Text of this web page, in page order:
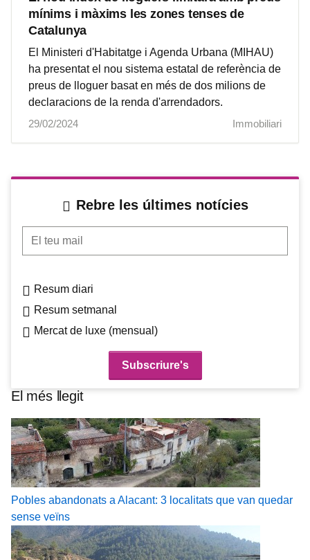
mínims i màxims les zones tenses de
Catalunya
El Ministeri d'Habitatge i Agenda Urbana (MIHAU)
ha presentat el nou sistema estatal de referència de
preus de lloguer basat en més de dos milions de
declaracions de la renda d'arrendadors.
29/02/2024
Immobiliari
Rebre les últimes notícies
El teu mail
Resum diari
Resum setmanal
Mercat de luxe (mensual)
El més llegit
Pobles abandonats a Alacant: 3 localitats que van quedar
sense veïns